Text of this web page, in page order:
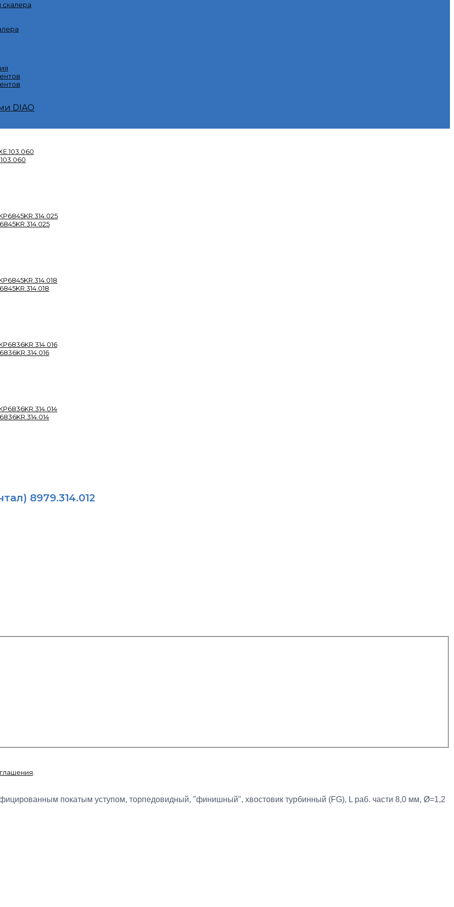
скалера
DIAO
8979.314.012
покатым уступом, торпедовидный, "финишный", хвостовик турбинный (FG), L раб. части 8,0 мм, Ø=1,2